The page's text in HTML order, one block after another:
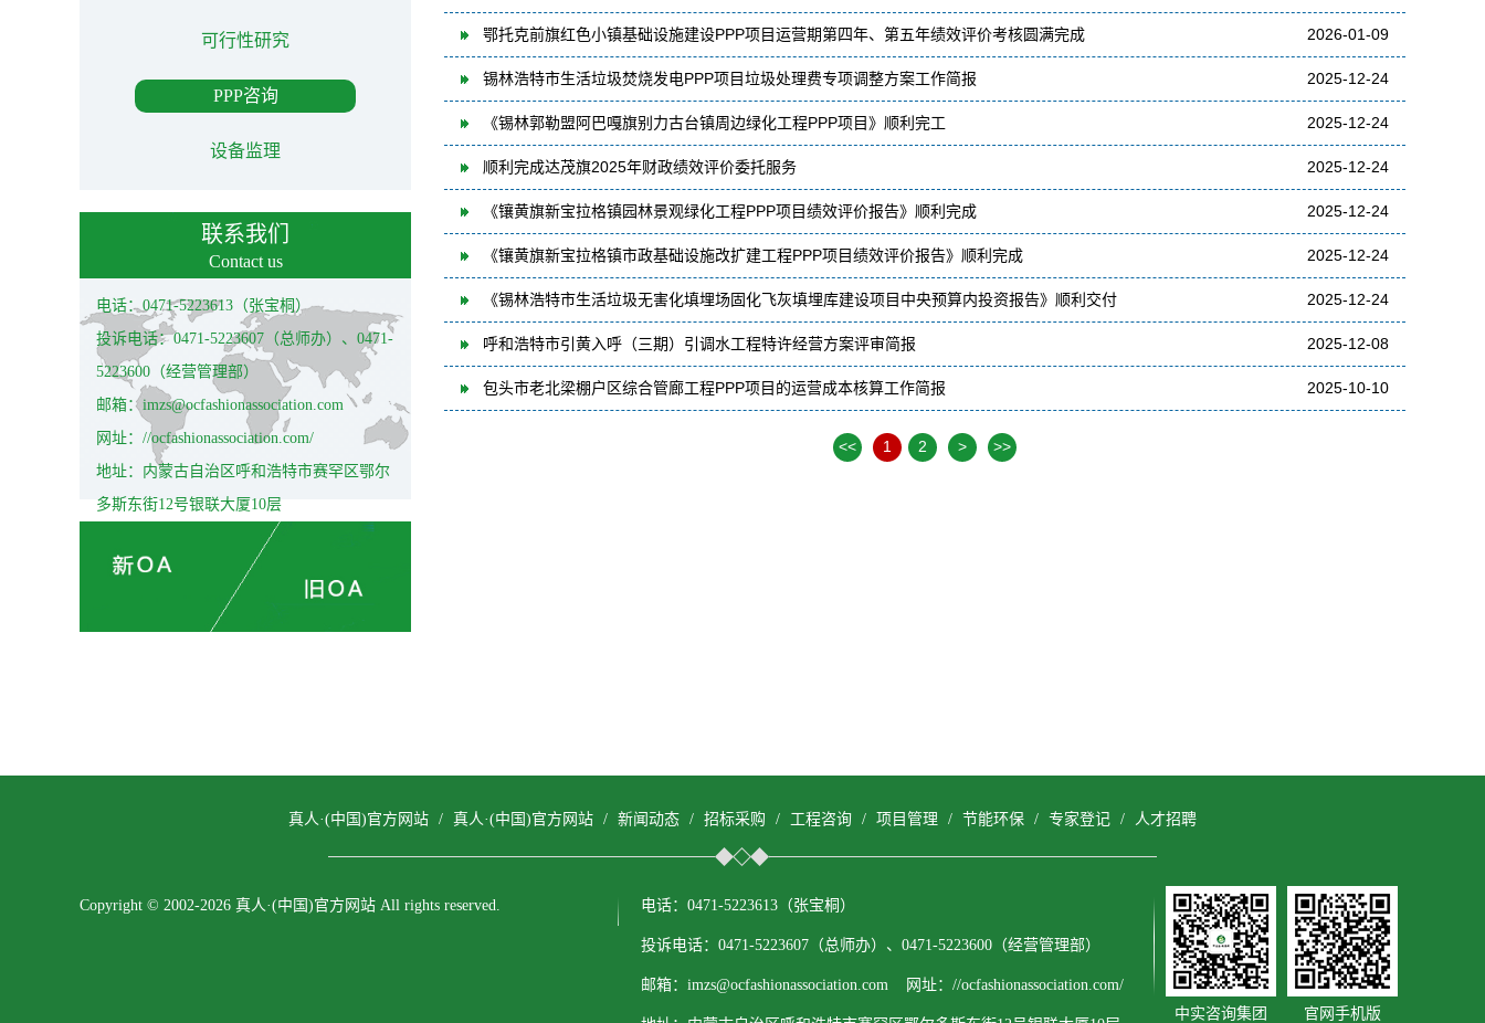
可行性研究
PPP咨询
设备监理
联系我们
Contact us
电话：0471-5223613（张宝桐）
投诉电话：0471-5223607（总师办）、0471-
5223600（经营管理部）
邮箱：imzs@ocfashionassociation.com
网址：//ocfashionassociation.com/
地址：内蒙古自治区呼和浩特市赛罕区鄂尔
多斯东街12号银联大厦10层
2026-01-09
鄂托克前旗红色小镇基础设施建设PPP项目运营期第四年、第五年绩效评价考核圆满完成
2025-12-24
锡林浩特市生活垃圾焚烧发电PPP项目垃圾处理费专项调整方案工作简报
2025-12-24
《锡林郭勒盟阿巴嘎旗别力古台镇周边绿化工程PPP项目》顺利完工
2025-12-24
顺利完成达茂旗2025年财政绩效评价委托服务
2025-12-24
《镶黄旗新宝拉格镇园林景观绿化工程PPP项目绩效评价报告》顺利完成
2025-12-24
《镶黄旗新宝拉格镇市政基础设施改扩建工程PPP项目绩效评价报告》顺利完成
2025-12-24
《锡林浩特市生活垃圾无害化填埋场固化飞灰填埋库建设项目中央预算内投资报告》顺利交付
2025-12-08
呼和浩特市引黄入呼（三期）引调水工程特许经营方案评审简报
2025-10-10
包头市老北梁棚户区综合管廊工程PPP项目的运营成本核算工作简报
<< 1 2 > >>
真人·(中国)官方网站 / 真人·(中国)官方网站 / 新闻动态 / 招标采购 / 工程咨询 / 项目管理 / 节能环保 / 专家登记 / 人才招聘
Copyright © 2002-2026 真人·(中国)官方网站 All rights reserved. 电话：0471-5223613（张宝桐）
投诉电话：0471-5223607（总师办）、0471-5223600（经营管理部）
邮箱：imzs@ocfashionassociation.com 网址：//ocfashionassociation.com/
中实咨询集团 官网手机版